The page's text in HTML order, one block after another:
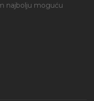
najbolju moguću